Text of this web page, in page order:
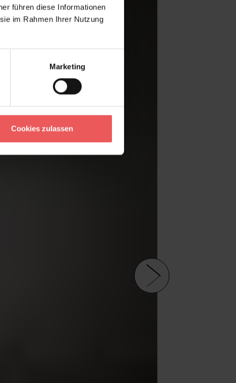
führen diese Informationen
im Rahmen Ihrer Nutzung
Marketing
Cookies zulassen